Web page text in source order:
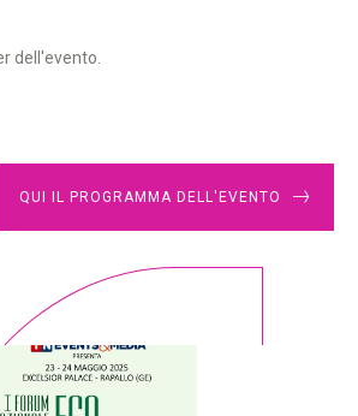
dell'evento.
QUI IL PROGRAMMA DELL'EVENTO